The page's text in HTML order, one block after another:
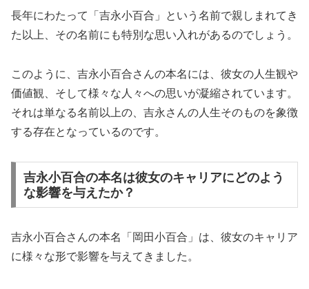
長年にわたって「吉永小百合」という名前で親しまれてき
た以上、その名前にも特別な思い入れがあるのでしょう。
このように、吉永小百合さんの本名には、彼女の人生観や
価値観、そして様々な人々への思いが凝縮されています。
それは単なる名前以上の、吉永さんの人生そのものを象徴
する存在となっているのです。
吉永小百合の本名は彼女のキャリアにどのよう
な影響を与えたか？
吉永小百合さんの本名「岡田小百合」は、彼女のキャリア
に様々な形で影響を与えてきました。